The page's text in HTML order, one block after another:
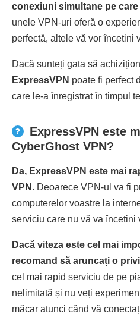
conexiuni simultane pe
unele VPN-uri oferă o
perfectă, altele vă vor încetini
Dacă sunteți gata să
ExpressVPN poate fi perfect
care le-a înregistrat în timpul
ExpressVPN este
CyberGhost VPN?
Da, ExpressVPN este mai
VPN . Deoarece VPN-ul va fi
computerelor voastre la
serviciu care nu vă va încetini
Dacă viteza este cel mai
recomand să aruncați o
cel mai rapid serviciu de pe
nelimitată și nu veți
măcar atunci când vă